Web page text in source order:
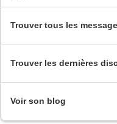
Trouver tous les
Trouver les dernières
Voir son blog